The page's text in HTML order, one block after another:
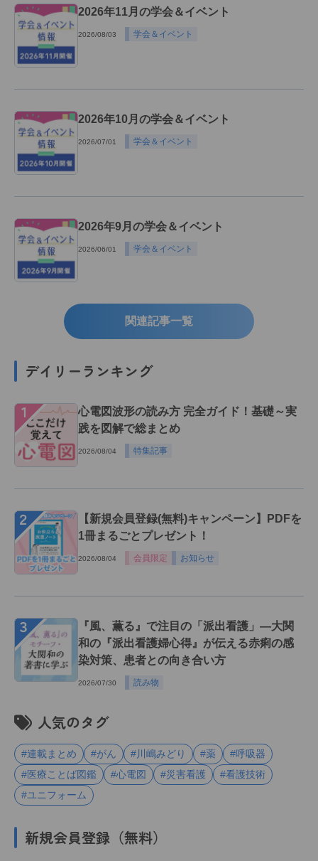
2026年11月の学会＆イベント
2026/08/03 学会＆イベント
2026年10月の学会＆イベント
2026/07/01 学会＆イベント
2026年9月の学会＆イベント
2026/06/01 学会＆イベント
関連記事一覧
デイリーランキング
１
心電図波形の読み方 完全ガイド！基礎～実
践を図解で総まとめ
2026/08/04 特集記事
２
【新規会員登録(無料)キャンペーン】PDFを
1冊まるごとプレゼント！
2026/08/04 会員限定 お知らせ
３
『風、薫る』で注目の「派出看護」―大関
和の『派出看護婦心得』が伝える赤痢の感
染対策、患者との向き合い方
2026/07/30 読み物
人気のタグ
#連載まとめ #がん #川嶋みどり #薬
#呼吸器
#医療ことば図鑑
#心電図 #災害看護
#看護技術
#ユニフォーム
新規会員登録（無料）